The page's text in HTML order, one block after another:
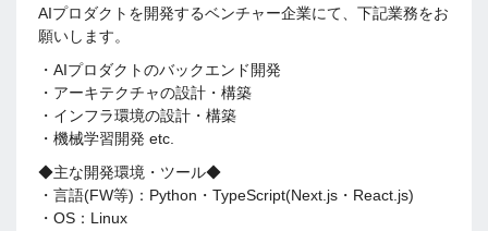
AIプロダクトを開発するベンチャー企業にて、下記業務をお
願いします。
・AIプロダクトのバックエンド開発
・アーキテクチャの設計・構築
・インフラ環境の設計・構築
・機械学習開発 etc.
◆主な開発環境・ツール◆
・言語(FW等)：Python・TypeScript(Next.js・React.js)
・OS：Linux